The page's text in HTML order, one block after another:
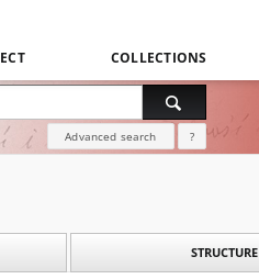
COLLECTIONS
Advanced search ?
STRUCTURE